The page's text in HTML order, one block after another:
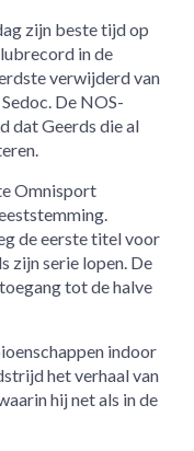
zijn beste tijd op
in de
verwijderd van
De NOS-
dat Geerds die al
Omnisport
de eerste titel voor
zijn serie lopen. De
tot de halve
indoor
het verhaal van
hij net als in de